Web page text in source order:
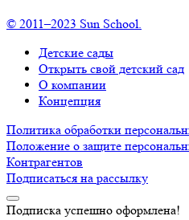
© 2011–2023 Sun School.
Детские сады
Открыть свой детский сад
О компании
Концепция
Политика обработки
Положение о защите
Контрагентов
Подписаться на рассылку
Подписка успешно оформлена!